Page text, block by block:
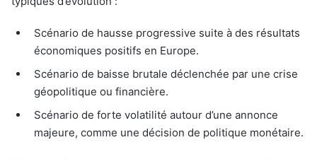
Scénario de hausse progressive suite à des résultats
économiques positifs en Europe.
Scénario de baisse brutale déclenchée par une crise
géopolitique ou financière.
Scénario de forte volatilité autour d’une annonce
majeure, comme une décision de politique monétaire.